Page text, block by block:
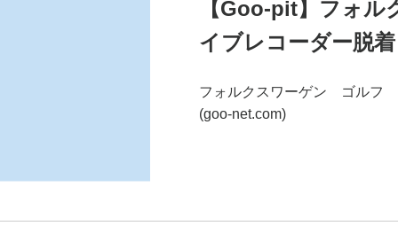
【Goo-pit】フォ
イブレコーダー脱着
フォルクスワーゲン ゴルフ
(goo-net.com)